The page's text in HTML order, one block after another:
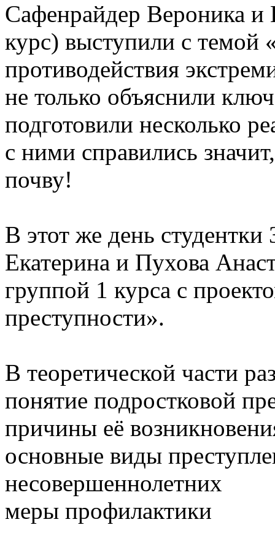
Сафенрайдер Вероника и
курс) выступили с темой
противодействия
не только объяснили
подготовили несколько
с ними справились
почву!
В этот же день
Екатерина и Пухова
группой 1 курса с
преступности».
В теоретической части
понятие подростковой
причины её
основные виды
несовершеннолетних
меры профилактики